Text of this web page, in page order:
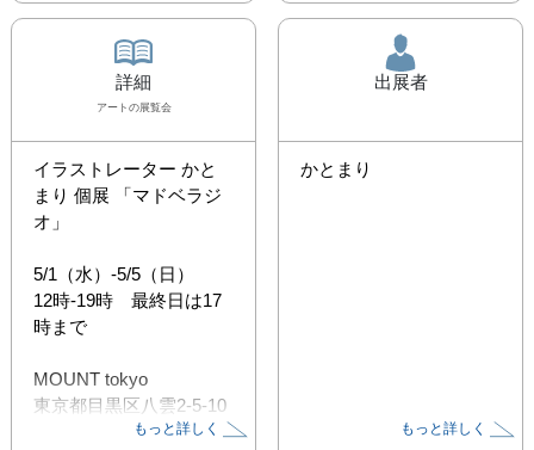
詳細
アート の展覧会
イラストレーター かと
まり 個展 「マドベラジ
オ」
5/1（水）-5/5（日）
12時-19時　最終日は17
時まで
MOUNT tokyo
東京都目黒区八雲2-5-10
東急東横線 都立大学駅
もっと詳しく
出展者
かとまり
もっと詳しく